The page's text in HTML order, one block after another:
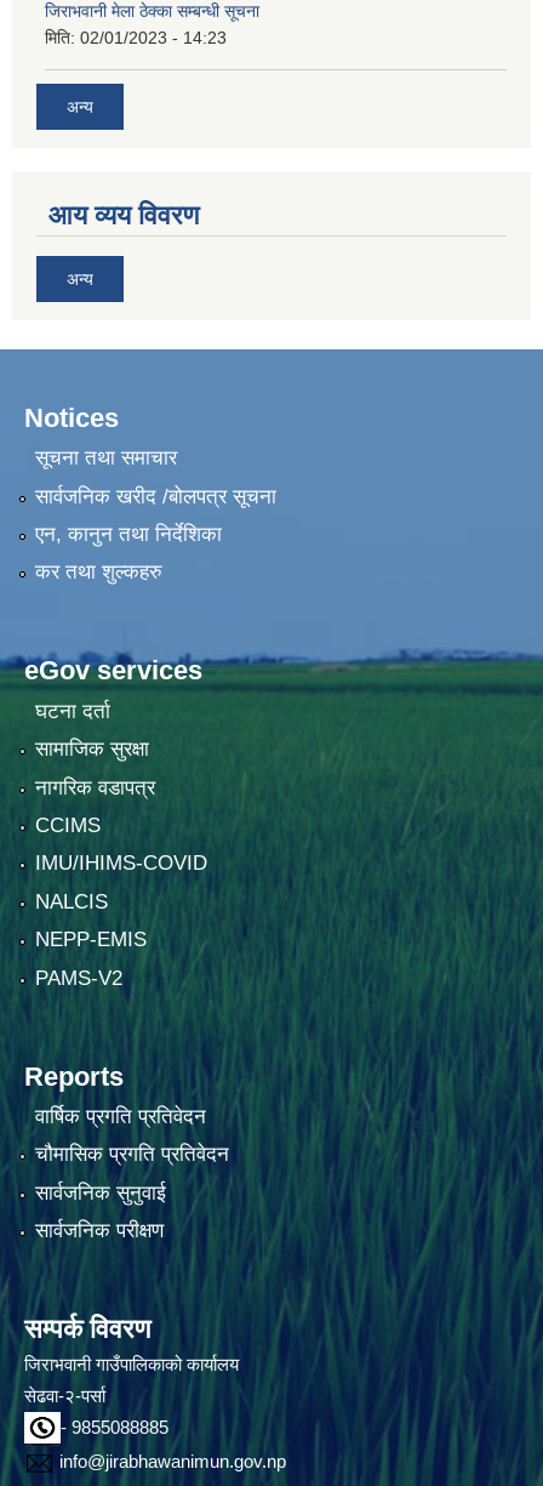
जिराभवानी मेला ठेक्का सम्बन्धी सूचना
मिति: 02/01/2023 - 14:23
अन्य
आय व्यय विवरण
अन्य
Notices
सूचना तथा समाचार
सार्वजनिक खरीद /बोलपत्र सूचना
एन, कानुन तथा निर्देशिका
कर तथा शुल्कहरु
eGov services
घटना दर्ता
सामाजिक सुरक्षा
नागरिक वडापत्र
CCIMS
IMU/IHIMS-COVID
NALCIS
NEPP-EMIS
PAMS-V2
Reports
वार्षिक प्रगति प्रतिवेदन
चौमासिक प्रगति प्रतिवेदन
सार्वजनिक सुनुवाई
सार्वजनिक परीक्षण
सम्पर्क विवरण
जिराभवानी गाउँपालिकाको कार्यालय
सेढवा-२-पर्सा
- 9855088885
info@jirabhawanimun.gov.np